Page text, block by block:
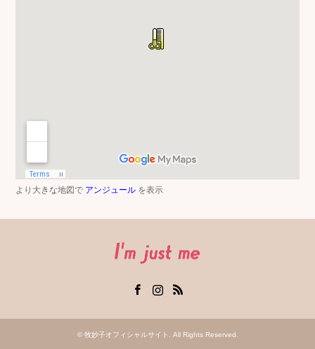
より大きな地図で アンジュール を表示
© 牧妙子オフィシャルサイト . All Rights Reserved.